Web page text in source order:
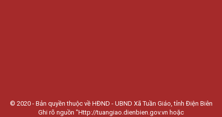
© 2020 - Bản quyền thuộc về HĐND - UBND Xã Tuần Giáo, tỉnh Điện Biên
Ghi rõ nguồn "Http://tuangiao.dienbien.gov.vn hoặc